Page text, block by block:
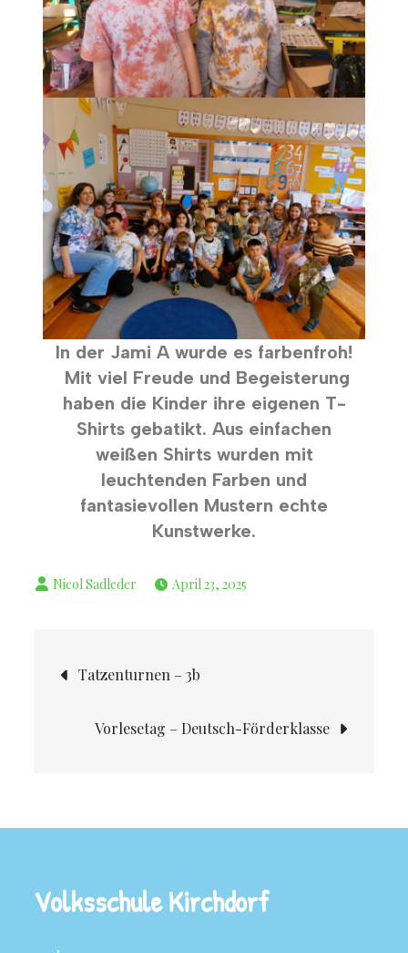
In der Jami A wurde es farbenfroh!
Mit viel Freude und Begeisterung
haben die Kinder ihre eigenen T-
Shirts gebatikt. Aus einfachen
weißen Shirts wurden mit
leuchtenden Farben und
fantasievollen Mustern echte
Kunstwerke.
April 23, 2025
Tatzenturnen – 3b
Vorlesetag – Deutsch-Förderklasse
Volksschule Kirchdorf